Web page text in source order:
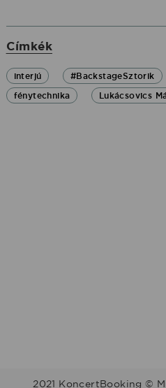
Címkék
interjú #BackstageSztorik
fénytechnika
Lukácsovics
2021 KoncertBooking ©